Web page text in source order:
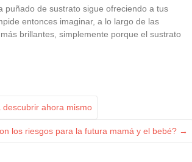
puñado de sustrato sigue ofreciendo a tus
entonces imaginar, a lo largo de las
brillantes, simplemente porque el sustrato
descubrir ahora mismo
los riesgos para la futura mamá y el bebé? →